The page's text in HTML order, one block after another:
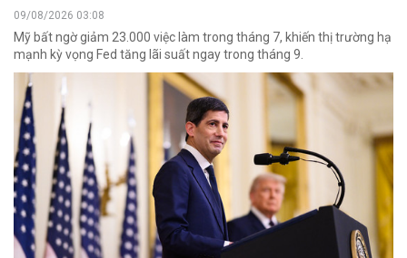
09/08/2026 03:08
Mỹ bất ngờ giảm 23.000 việc làm trong tháng 7, khiến thị trường hạ
mạnh kỳ vọng Fed tăng lãi suất ngay trong tháng 9.